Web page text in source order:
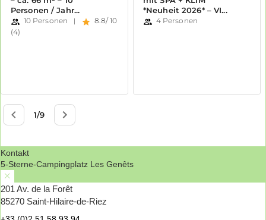
Kontakt
5-Sterne-Campingplatz Les Genêts
201 Av. de la Forêt
85270 Saint-Hilaire-de-Riez